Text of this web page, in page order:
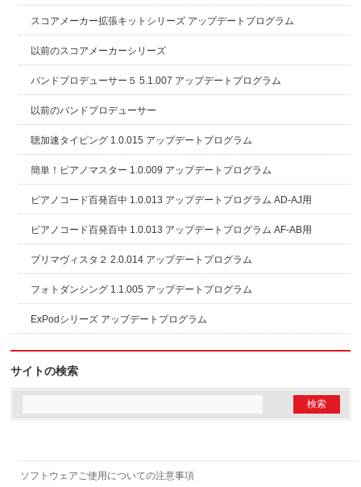
スコアメーカー拡張キットシリーズ アップデートプログラム
以前のスコアメーカーシリーズ
バンドプロデューサー５ 5.1.007 アップデートプログラム
以前のバンドプロデューサー
聴加速タイピング 1.0.015 アップデートプログラム
簡単！ピアノマスター 1.0.009 アップデートプログラム
ピアノコード百発百中 1.0.013 アップデートプログラム AD-AJ用
ピアノコード百発百中 1.0.013 アップデートプログラム AF-AB用
プリマヴィスタ２ 2.0.014 アップデートプログラム
フォトダンシング 1.1.005 アップデートプログラム
ExPodシリーズ アップデートプログラム
サイトの検索
ソフトウェアご使用についての注意事項